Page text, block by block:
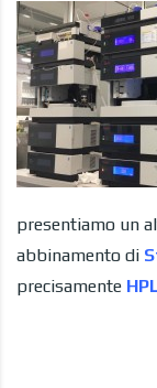
presentiamo un
abbinamento di
precisamente